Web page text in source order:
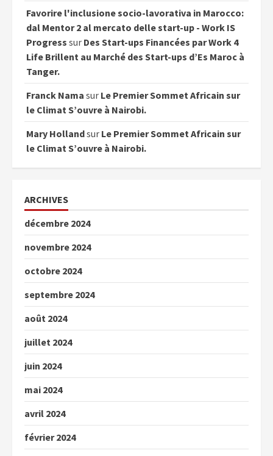
Favorire l'inclusione socio-lavorativa in Marocco:
dal Mentor 2 al mercato delle start-up - Work IS
Progress sur Des Start-ups Financées par Work 4
Life Brillent au Marché des Start-ups d’Es Maroc à
Tanger.
Franck Nama sur Le Premier Sommet Africain sur
le Climat S’ouvre à Nairobi.
Mary Hollandsur Le Premier Sommet Africain sur
le Climat S’ouvre à Nairobi.
ARCHIVES
décembre 2024
novembre 2024
octobre 2024
septembre 2024
août 2024
juillet 2024
juin 2024
mai 2024
avril 2024
février 2024